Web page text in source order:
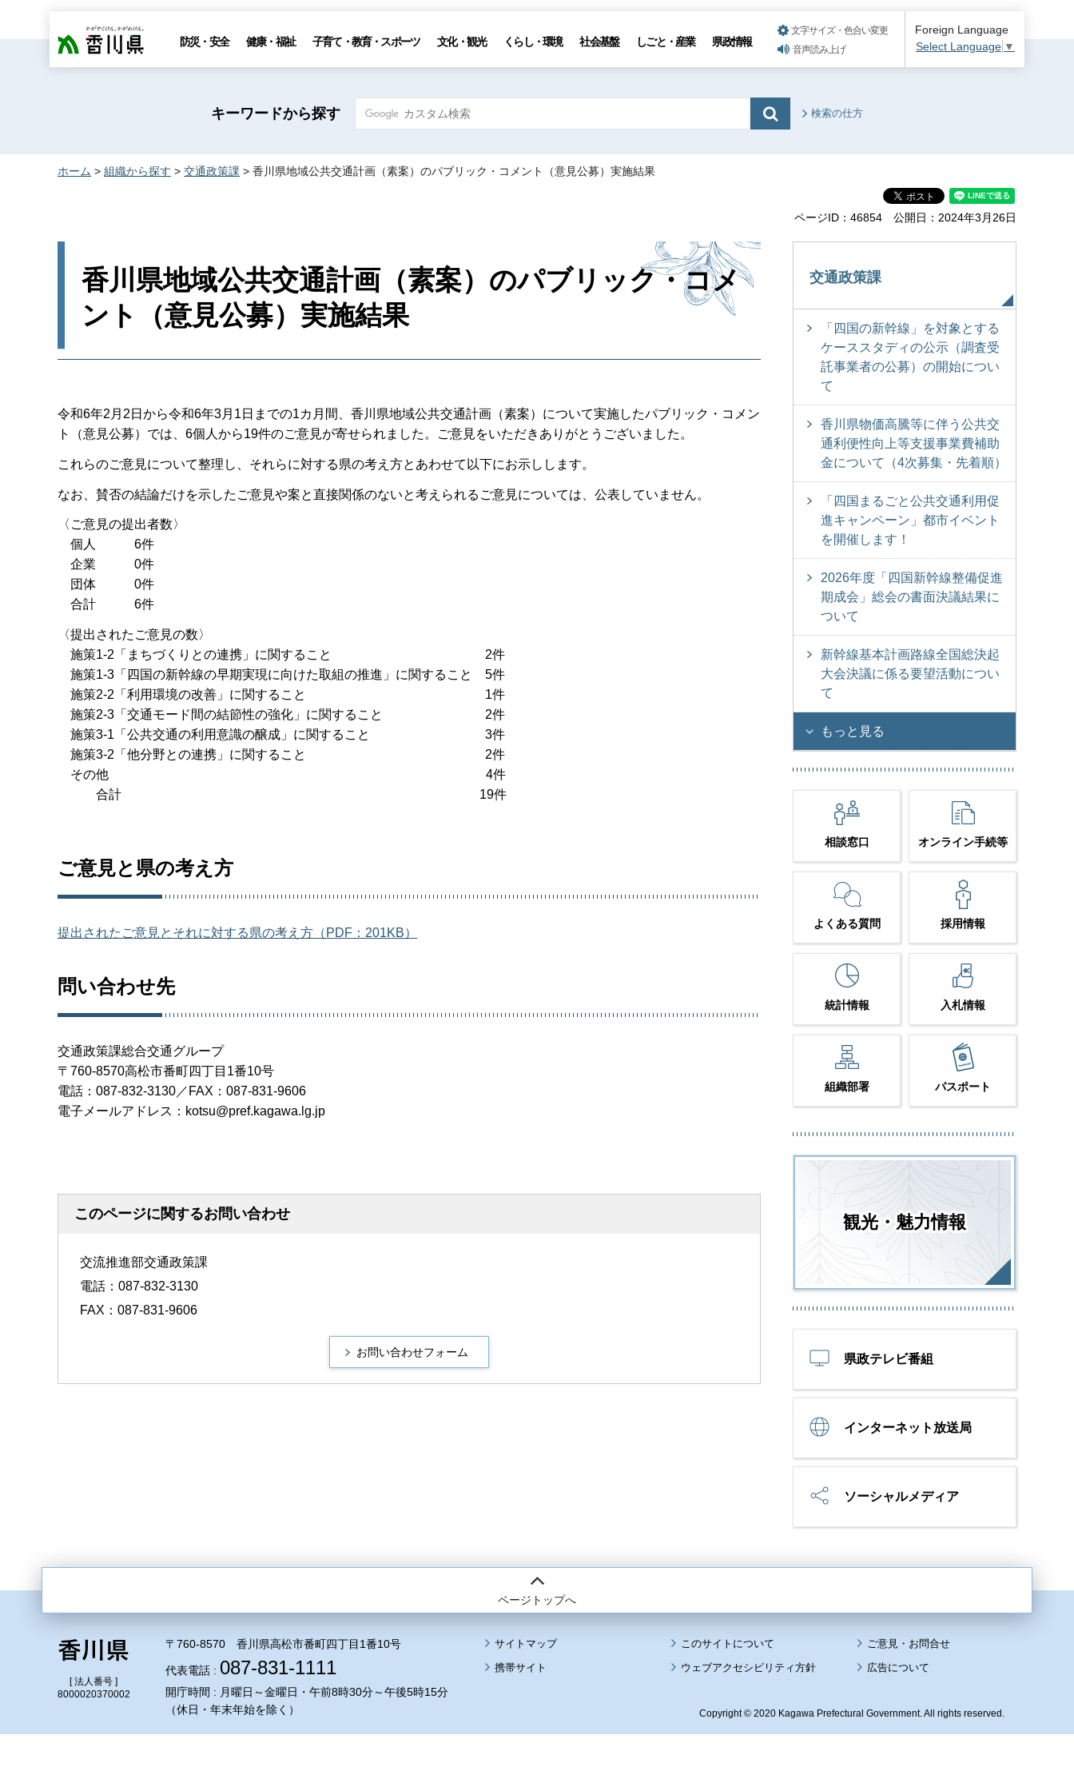
香川県 防災・安全 健康・福祉 子育て・教育・スポーツ 文化・観光 くらし・環境 社会基盤 しごと・産業 県政情報
文字サイズ・色合い変更
音声読み上げ
Foreign Language
Select Language ▼
キーワードから探す 検索の仕方
ホーム > 組織から探す > 交通政策課 > 香川県地域公共交通計画（素案）のパブリック・コメント（意見公募）実施結果
ページID：46854 公開日：2024年3月26日
香川県地域公共交通計画（素案）のパブリック・コメ
ント（意見公募）実施結果
令和6年2月2日から令和6年3月1日までの1カ月間、香川県地域公共交通計画（素案）について実施したパブリック・コメン
ト（意見公募）では、6個人から19件のご意見が寄せられました。ご意見をいただきありがとうございました。
これらのご意見について整理し、それらに対する県の考え方とあわせて以下にお示しします。
なお、賛否の結論だけを示したご意見や案と直接関係のないと考えられるご意見については、公表していません。
〈ご意見の提出者数〉
個人 6件
企業 0件
団体 0件
合計 6件
〈提出されたご意見の数〉
施策1-2「まちづくりとの連携」に関すること 2件
施策1-3「四国の新幹線の早期実現に向けた取組の推進」に関すること 5件
施策2-2「利用環境の改善」に関すること 1件
施策2-3「交通モード間の結節性の強化」に関すること 2件
施策3-1「公共交通の利用意識の醸成」に関すること 3件
施策3-2「他分野との連携」に関すること 2件
その他 4件
合計 19件
ご意見と県の考え方
提出されたご意見とそれに対する県の考え方（PDF：201KB）
問い合わせ先
交通政策課総合交通グループ
〒760-8570高松市番町四丁目1番10号
電話：087-832-3130／FAX：087-831-9606
電子メールアドレス：kotsu@pref.kagawa.lg.jp
このページに関するお問い合わせ
交流推進部交通政策課
電話：087-832-3130
FAX：087-831-9606
交通政策課
「四国の新幹線」を対象とする
ケーススタディの公示（調査受
託事業者の公募）の開始につい
て
香川県物価高騰等に伴う公共交
通利便性向上等支援事業費補助
金について（4次募集・先着順）
「四国まるごと公共交通利用促
進キャンペーン」都市イベント
を開催します！
2026年度「四国新幹線整備促進
期成会」総会の書面決議結果に
ついて
新幹線基本計画路線全国総決起
大会決議に係る要望活動につい
て
もっと見る
相談窓口 オンライン手続等
よくある質問 採用情報
統計情報 入札情報
組織部署 パスポート
観光・魅力情報
県政テレビ番組
インターネット放送局
ソーシャルメディア
ページトップへ
[ 法人番号 ]
8000020370002
〒760-8570 香川県高松市番町四丁目1番10号
代表電話 : 087-831-1111
開庁時間 : 月曜日～金曜日・午前8時30分～午後5時15分
（休日・年末年始を除く）
サイトマップ
このサイトについて
携帯サイト
ウェブアクセシビリティ方針 広告について
Copyright © 2020 Kagawa Prefectural Government. All rights reserved.